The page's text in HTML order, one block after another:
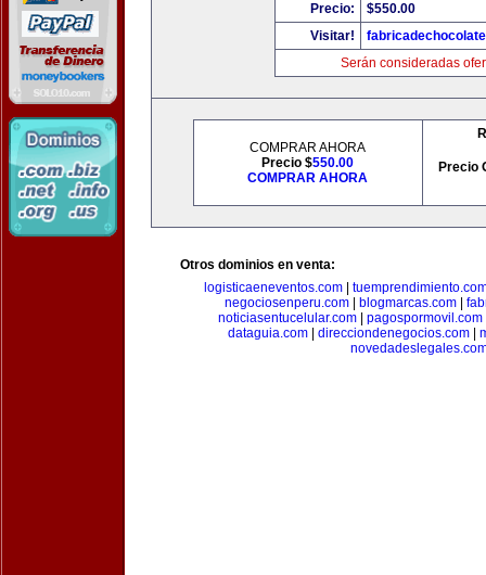
Precio:
$550.00
Visitar!
Serán consideradas
COMPRAR AHORA
Precio $550.00
COMPRAR AHORA
Precio
Otros dominios en venta:
logisticaeneventos.com|
negociosenperu.com| blogmarcas.com|
noticiasentucelular.com
pagospormovil.com
dataguia.com| direcciondenegocios.com|